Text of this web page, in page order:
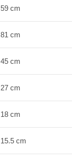
59 cm
81 cm
45 cm
27 cm
18 cm
15.5 cm